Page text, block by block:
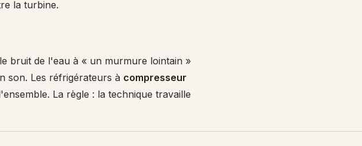
la turbine.
bruit de l'eau à « un murmure lointain »
son. Les réfrigérateurs à compresseur
La règle : la technique travaille